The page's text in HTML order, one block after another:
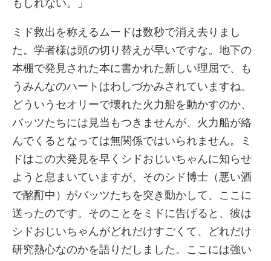
もしれない。」
ミド救出を称えるムードは数秒で消え去りまし
た。学者様は頭の切り替えが早いですな。地下の
本棚で発見された本に書かれた新しい理屈で、も
うみんなのハートはわしづかみされていますね。
どういうセオリーで壊れた火力船を動かすのか、
バッツたちには見当もつきませんが、火力船が絡
んでくるとなっては無関係ではいられません。ミ
ドはこの大発見を早くシドおじいちゃんに知らせ
ようと息まいていますが、そのシド博士（悪い酒
で酩酊中）がバッツたちを突き動かして、ここに
送ったのです。そのことをミドに告げると、彼は
シドおじいちゃんがどれだけすごくて、どれだけ
研究熱心なのかを語りだしました。ここには強い